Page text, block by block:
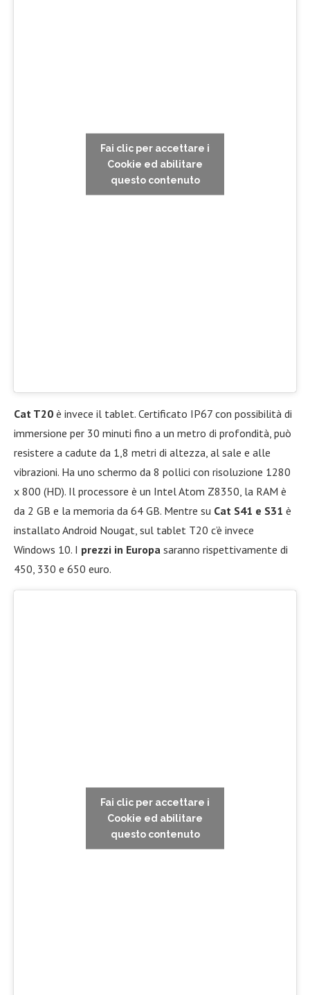
Fai clic per accettare i
Cookie ed abilitare
questo contenuto
Cat T20 è invece il tablet. Certificato IP67 con possibilità di
immersione per 30 minuti fino a un metro di profondità, può
resistere a cadute da 1,8 metri di altezza, al sale e alle
vibrazioni. Ha uno schermo da 8 pollici con risoluzione 1280
x 800 (HD). Il processore è un Intel Atom Z8350, la RAM è
da 2 GB e la memoria da 64 GB. Mentre su Cat S41 e S31 è
installato Android Nougat, sul tablet T20 c’è invece
Windows 10. I prezzi in Europa saranno rispettivamente di
450, 330 e 650 euro.
Fai clic per accettare i
Cookie ed abilitare
questo contenuto